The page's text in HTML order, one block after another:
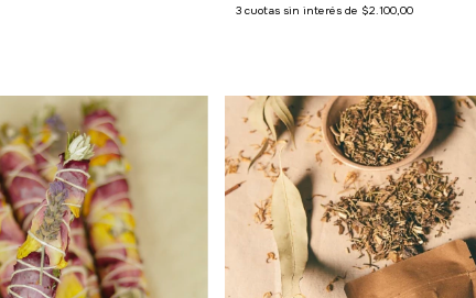
3 cuotas sin interés de $2.100,00